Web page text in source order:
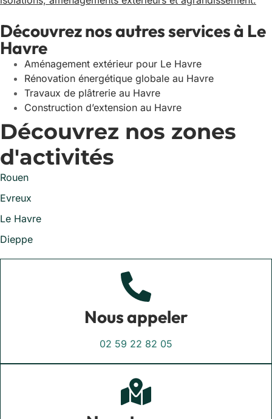
Découvrez nos autres services à Le
Havre
Aménagement extérieur pour Le Havre
Rénovation énergétique globale au Havre
Travaux de plâtrerie au Havre
Construction d’extension au Havre
Découvrez nos zones
d'activités
Rouen
Evreux
Le Havre
Dieppe
Nous appeler
02 59 22 82 05